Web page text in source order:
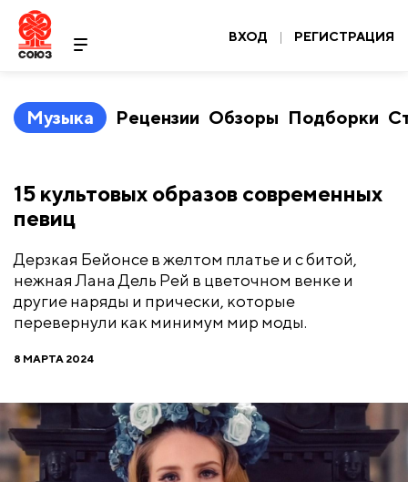
ВХОД | РЕГИСТРАЦИЯ
Музыка Рецензии Обзоры Подборки
​15 культовых образов современных
певиц
Дерзкая Бейонсе в желтом платье и с битой,
нежная Лана Дель Рей в цветочном венке и
другие наряды и прически, которые
перевернули как минимум мир моды.
8 МАРТА 2024